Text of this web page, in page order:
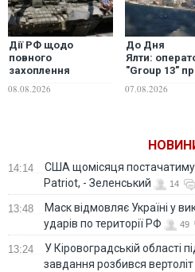
Дії РФ щодо
повного
захоплення
грузинських
земель не
08.08.2026
До Дня
Ялти:
"Group 13"
морський
біля
07.08.2026
14:14
США щомісяця
Patriot, - Зеленський
14
13:48
Маск відмовляє Україні у
ударів по території РФ
49
13:24
У Кіровоградській області
завдання розбився